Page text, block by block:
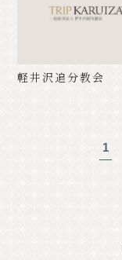
軽井沢追分教会
1